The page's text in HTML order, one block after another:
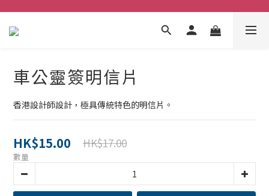
車公靈簽明信片
香港設計師設計，極具傳統特色的明信片。
HK$15.00 HK$17.00
數量